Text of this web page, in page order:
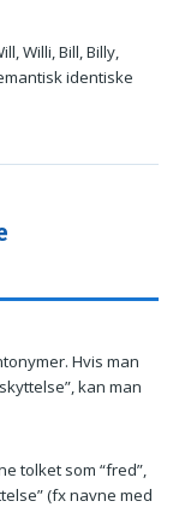
Willi, Bill, Billy,
identiske
Hvis man
kan man
tolket som “fred”,
(fx navne med